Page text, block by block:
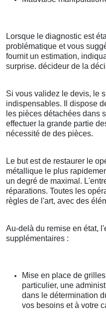
Lorsque le diagnostic est
problématique et vous
fournit un estimation,
surprise. décideur de la
Si vous validez le devis, le
indispensables. Il dispose
les pièces détachées dans
effectuer la grande partie
nécessité de des pièces.
Le but est de restaurer le
métallique le plus
un degré de maximal.
réparations. Toutes les
règles de l'art, avec des
Au-delà du remise en état,
supplémentaires :
Mise en place de
particulier, une
dans le détermination
vos besoins et à votre